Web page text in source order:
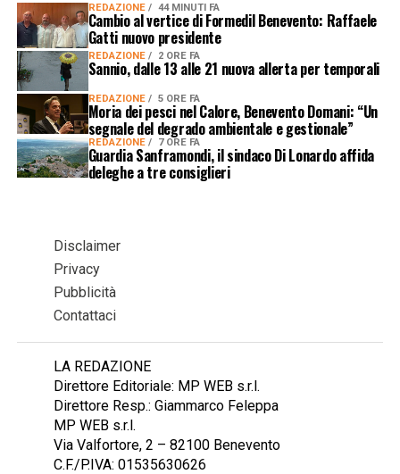
REDAZIONE 44 MINUTI FA
Cambio al vertice di Formedil Benevento: Raffaele
Gatti nuovo presidente
REDAZIONE 2 ORE FA
Sannio, dalle 13 alle 21 nuova allerta per temporali
REDAZIONE 5 ORE FA
Moria dei pesci nel Calore, Benevento Domani: “Un
segnale del degrado ambientale e gestionale”
REDAZIONE 7 ORE FA
Guardia Sanframondi, il sindaco Di Lonardo affida
deleghe a tre consiglieri
Disclaimer
Privacy
Pubblicità
Contattaci
LA REDAZIONE
Direttore Editoriale: MP WEB s.r.l.
Direttore Resp.: Giammarco Feleppa
MP WEB s.r.l.
Via Valfortore, 2 – 82100 Benevento
C.F./P.IVA: 01535630626